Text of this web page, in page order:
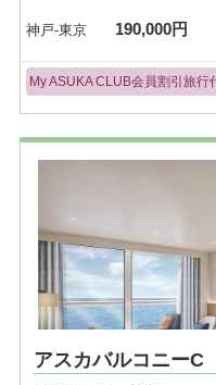
神戸-東京 190,000円
My ASUKA CLUB会員割引旅行
アスカバルコニーC